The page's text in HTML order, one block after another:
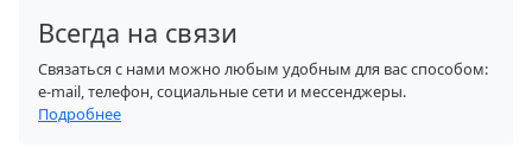
Всегда на связи
Связаться с нами можно любым удобным для вас способом:
e-mail, телефон, социальные сети и мессенджеры.
Подробнее